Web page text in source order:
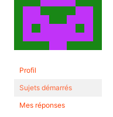
Profil
Sujets démarrés
Mes réponses